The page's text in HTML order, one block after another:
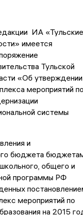
ИА «Тульские
имеется
Тульской
«Об утверждении
мероприятий по
системы
и
бюджета
общего и
программы РФ
мероприятий по
на 2015